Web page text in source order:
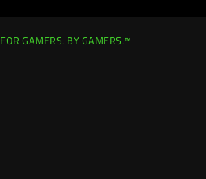
FOR GAMERS. BY GAMERS.™